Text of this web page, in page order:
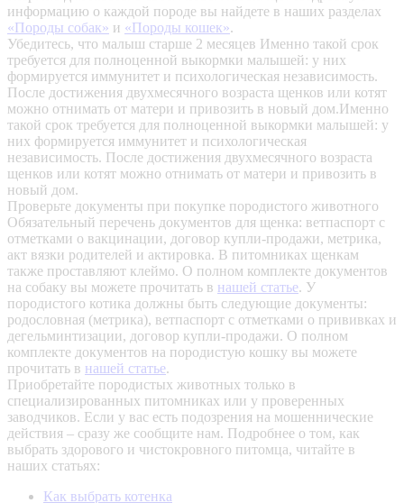
информацию о каждой породе вы найдете в наших разделах
«Породы собак» и «Породы кошек».
Убедитесь, что малыш старше 2 месяцев Именно такой срок
требуется для полноценной выкормки малышей: у них
формируется иммунитет и психологическая независимость.
После достижения двухмесячного возраста щенков или котят
можно отнимать от матери и привозить в новый дом.Именно
такой срок требуется для полноценной выкормки малышей: у
них формируется иммунитет и психологическая
независимость. После достижения двухмесячного возраста
щенков или котят можно отнимать от матери и привозить в
новый дом.
Проверьте документы при покупке породистого животного
Обязательный перечень документов для щенка: ветпаспорт с
отметками о вакцинации, договор купли-продажи, метрика,
акт вязки родителей и актировка. В питомниках щенкам
также проставляют клеймо. О полном комплекте документов
на собаку вы можете прочитать в нашей статье. У
породистого котика должны быть следующие документы:
родословная (метрика), ветпаспорт с отметками о прививках и
дегельминтизации, договор купли-продажи. О полном
комплекте документов на породистую кошку вы можете
прочитать в нашей статье.
Приобретайте породистых животных только в
специализированных питомниках или у проверенных
заводчиков. Если у вас есть подозрения на мошеннические
действия – сразу же сообщите нам. Подробнее о том, как
выбрать здорового и чистокровного питомца, читайте в
наших статьях:
Как выбрать котенка